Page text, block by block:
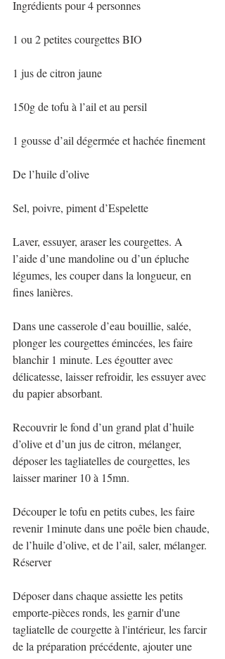
Ingrédients pour 4 personnes
1 ou 2 petites courgettes BIO
1 jus de citron jaune
150g de tofu à l’ail et au persil
1 gousse d’ail dégermée et hachée finement
De l’huile d’olive
Sel, poivre, piment d’Espelette
Laver, essuyer, araser les courgettes. A
l’aide d’une mandoline ou d’un épluche
légumes, les couper dans la longueur, en
fines lanières.
Dans une casserole d’eau bouillie, salée,
plonger les courgettes émincées, les faire
blanchir 1 minute. Les égoutter avec
délicatesse, laisser refroidir, les essuyer avec
du papier absorbant.
Recouvrir le fond d’un grand plat d’huile
d’olive et d’un jus de citron, mélanger,
déposer les tagliatelles de courgettes, les
laisser mariner 10 à 15mn.
Découper le tofu en petits cubes, les faire
revenir 1minute dans une poêle bien chaude,
de l’huile d’olive, et de l’ail, saler, mélanger.
Réserver
Déposer dans chaque assiette les petits
emporte-pièces ronds, les garnir d'une
tagliatelle de courgette à l'intérieur, les farcir
de la préparation précédente, ajouter une